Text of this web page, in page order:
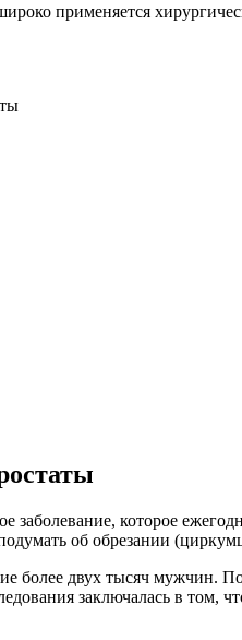
применяется
заболевание, которое
об обрезании
более двух тысяч мужчин.
заключалась в том,